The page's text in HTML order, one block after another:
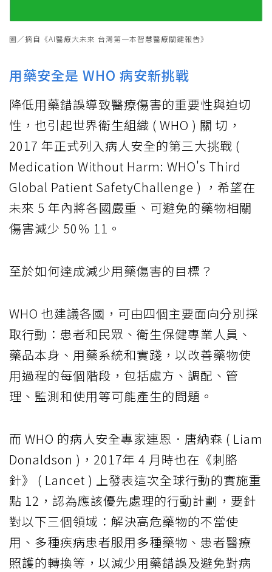
圖／摘自《AI醫療大未來 台灣第一本智慧醫療關鍵報告》
用藥安全是 WHO 病安新挑戰
降低用藥錯誤導致醫療傷害的重要性與迫切
性，也引起世界衛生組織 ( WHO ) 關 切，
2017 年正式列入病人安全的第三大挑戰 (
Medication Without Harm: WHO's Third
Global Patient SafetyChallenge ) ，希望在
未來 5 年內將各國嚴重、可避免的藥物相關
傷害減少 50％ 11。
至於如何達成減少用藥傷害的目標？
WHO 也建議各國，可由四個主要面向分別採
取行動：患者和民眾、衛生保健專業人員、
藥品本身、用藥系統和實踐，以改善藥物使
用過程的每個階段，包括處方、調配、管
理、監測和使用等可能產生的問題。
而 WHO 的病人安全專家連恩．唐納森 ( Liam
Donaldson )，2017年 4 月時也在《刺胳
針》 ( Lancet ) 上發表這次全球行動的實施重
點 12，認為應該優先處理的行動計劃，要針
對以下三個領域：解決高危藥物的不當使
用、多種疾病患者服用多種藥物、患者醫療
照護的轉換等，以減少用藥錯誤及避免對病